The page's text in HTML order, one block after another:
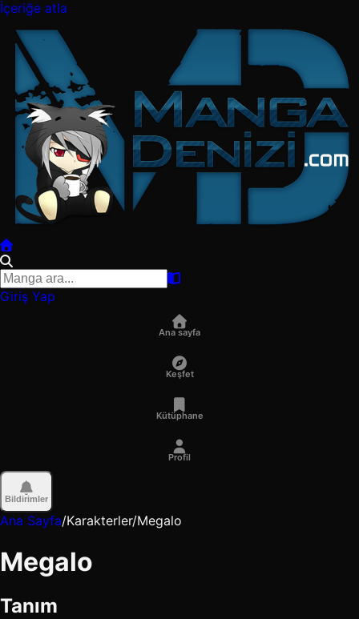
İçeriğe atla
Giriş Yap
Ana sayfa
Keşfet
Kütüphane
Profil
Bildirimler
Ana Sayfa/Karakterler/Megalo
Megalo
Tanım